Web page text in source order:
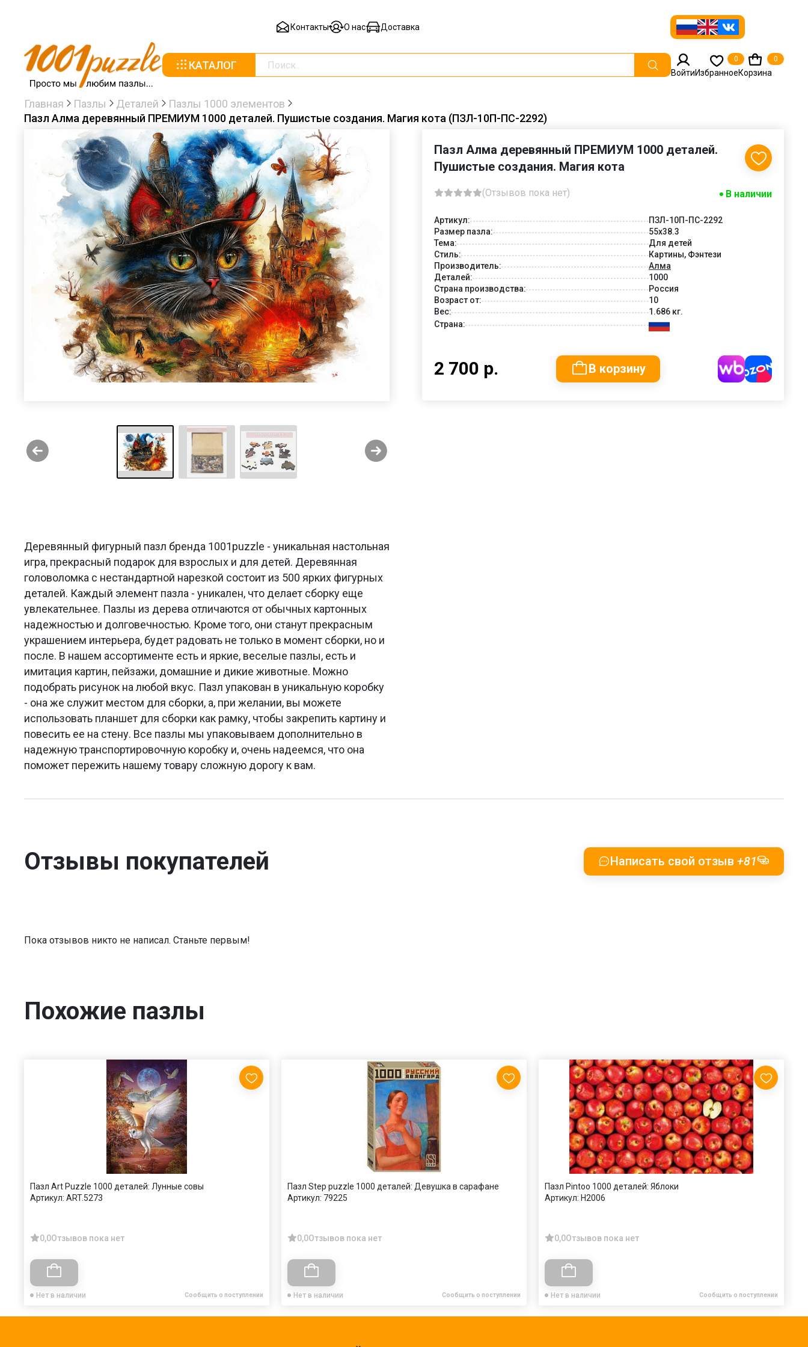
Контакты О нас Доставка
КАТАЛОГ
ВойтиИзбранное
0
Корзина
0
Главная Пазлы Деталей
Пазлы 1000 элементов
Пазл Алма деревянный ПРЕМИУМ 1000 деталей. Пушистые создания. Магия кота (ПЗЛ-10П-ПС-2292)
Деревянный фигурный пазл бренда 1001puzzle - уникальная настольная
игра, прекрасный подарок для взрослых и для детей. Деревянная
головоломка с нестандартной нарезкой состоит из 500 ярких фигурных
деталей. Каждый элемент пазла - уникален, что делает сборку еще
увлекательнее. Пазлы из дерева отличаются от обычных картонных
надежностью и долговечностью. Кроме того, они станут прекрасным
украшением интерьера, будет радовать не только в момент сборки, но и
после. В нашем ассортименте есть и яркие, веселые пазлы, есть и
имитация картин, пейзажи, домашние и дикие животные. Можно
подобрать рисунок на любой вкус. Пазл упакован в уникальную коробку
- она же служит местом для сборки, а, при желании, вы можете
использовать планшет для сборки как рамку, чтобы закрепить картину и
повесить ее на стену. Все пазлы мы упаковываем дополнительно в
надежную транспортировочную коробку и, очень надеемся, что она
поможет пережить нашему товару сложную дорогу к вам.
Пазл Алма деревянный ПРЕМИУМ 1000 деталей.
Пушистые создания. Магия кота
(Отзывов пока нет) В наличии
Артикул:
ПЗЛ-10П-ПС-2292
Размер пазла:
55х38.3
Тема:
Для детей
Стиль:
Картины, Фэнтези
Производитель:
Алма
Деталей:
1000
Страна производства:
Россия
Возраст от:
10
Вес:
1.686 кг.
Страна:
2 700 р. В корзину
Отзывы покупателей Написать свой отзыв +81
Пока отзывов никто не написал. Станьте первым!
Похожие пазлы
Пазл Art Puzzle 1000 деталей: Лунные совы
Артикул: ART.5273
0,0Отзывов пока нет
Нет в наличии Сообщить о поступлении
Пазл Step puzzle 1000 деталей: Девушка в сарафане
Артикул: 79225
0,0Отзывов пока нет
Нет в наличии Сообщить о поступлении
Пазл Pintoo 1000 деталей: Яблоки
Артикул: Н2006
0,0Отзывов пока нет
Нет в наличии Сообщить о поступлении